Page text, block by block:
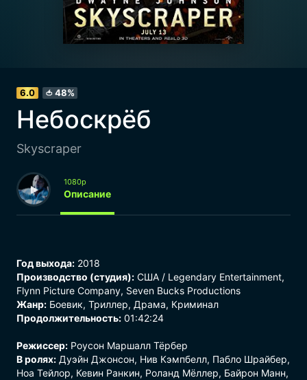
🍅 48%
6.0
Небоскрёб
Skyscraper
1080p
Описание
Год выхода: 2018
Производство (студия): США / Legendary Entertainment,
Flynn Picture Company, Seven Bucks Productions
Жанр: Боевик, Триллер, Драма, Криминал
Продолжительность: 01:42:24
Режиссер: Роусон Маршалл Тёрбер
В ролях: Дуэйн Джонсон, Нив Кэмпбелл, Пабло Шрайбер,
Ноа Тейлор, Кевин Ранкин, Роланд Мёллер, Байрон Манн,